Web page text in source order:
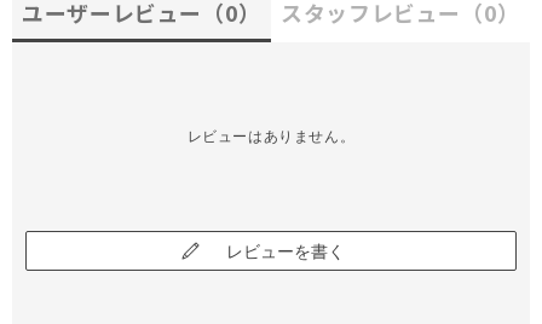
ユーザーレビュー （0） スタッフレビュー （0）
レビューはありません。
レビューを書く